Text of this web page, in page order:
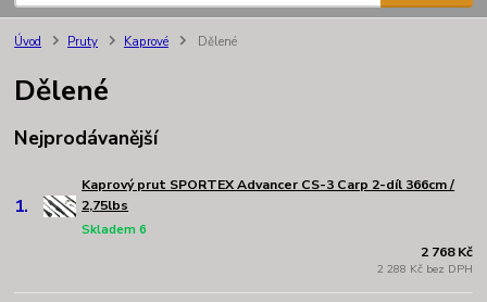
Úvod Pruty Kaprové Dělené
Dělené
Nejprodávanější
1.
Kaprový prut SPORTEX Advancer CS-3 Carp 2-díl 366cm /
2,75lbs
Skladem 6
2 768 Kč
2 288 Kč bez DPH